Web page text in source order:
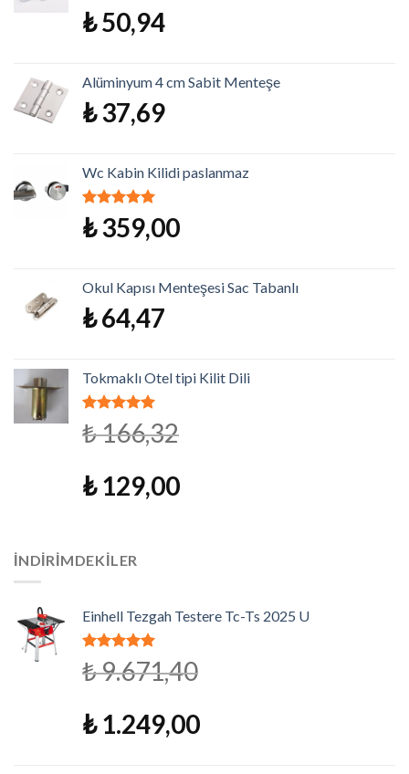
5 üzerinden
5.00oy aldı
₺50,94
Alüminyum 4 cm Sabit Menteşe
₺37,69
Wc Kabin Kilidi paslanmaz
5 üzerinden
5.00oy aldı
₺359,00
Okul Kapısı Menteşesi Sac Tabanlı
₺64,47
Tokmaklı Otel tipi Kilit Dili
5 üzerinden
4.79oy
₺166,32
₺129,00
İNDIRIMDEKILER
Einhell Tezgah Testere Tc-Ts 2025 U
5 üzerinden
5.00oy aldı
₺9.671,40
₺1.249,00